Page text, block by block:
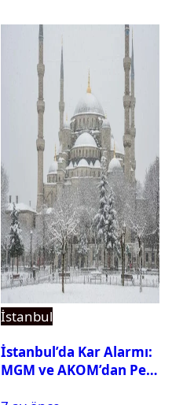
İstanbul
İstanbul’da Kar Alarmı:
MGM ve AKOM’dan Peş